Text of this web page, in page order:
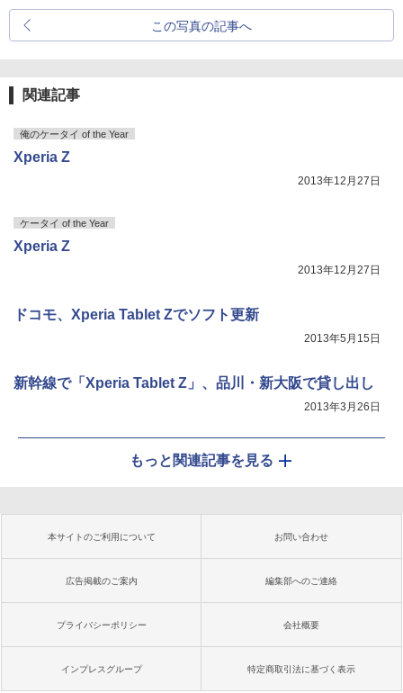
この写真の記事へ
関連記事
俺のケータイ of the Year
Xperia Z
2013年12月27日
ケータイ of the Year
Xperia Z
2013年12月27日
ドコモ、Xperia Tablet Zでソフト更新
2013年5月15日
新幹線で「Xperia Tablet Z」、品川・新大阪で貸し出し
2013年3月26日
もっと関連記事を見る
本サイトのご利用について お問い合わせ
広告掲載のご案内 編集部へのご連絡
プライバシーポリシー 会社概要
インプレスグループ 特定商取引法に基づく表示